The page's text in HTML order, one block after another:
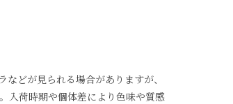
どが見られる場合がありますが、
入荷時期や個体差により色味や質感